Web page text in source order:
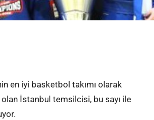
en iyi basketbol takımı olarak
İstanbul temsilcisi, bu sayı ile